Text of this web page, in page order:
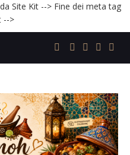
Site Kit --> Fine dei meta tag
-->